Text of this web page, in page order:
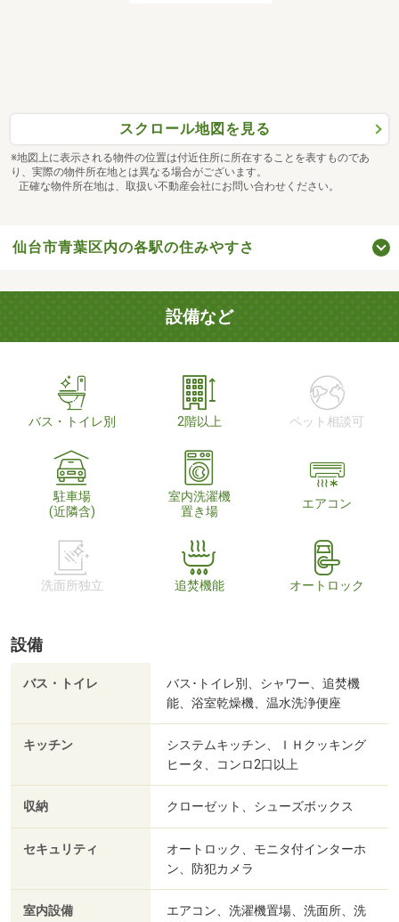
スクロール地図を見る
※地図上に表示される物件の位置は付近住所に所在することを表すものであ
り、実際の物件所在地とは異なる場合がございます。
正確な物件所在地は、取扱い不動産会社にお問い合わせください。
仙台市青葉区内の各駅の住みやすさ
設備など
バス・トイレ別 2階以上 ペット相談可
駐車場
(近隣含)
室内洗濯機
置き場
エアコン
洗面所独立 追焚機能 オートロック
設備
バス・トイレ
バス･トイレ別、シャワー、追焚機
能、浴室乾燥機、温水洗浄便座
キッチン
システムキッチン、ＩＨクッキング
ヒータ、コンロ2口以上
収納 クローゼット、シューズボックス
セキュリティ
オートロック、モニタ付インターホ
ン、防犯カメラ
室内設備
エアコン、洗濯機置場、洗面所、洗